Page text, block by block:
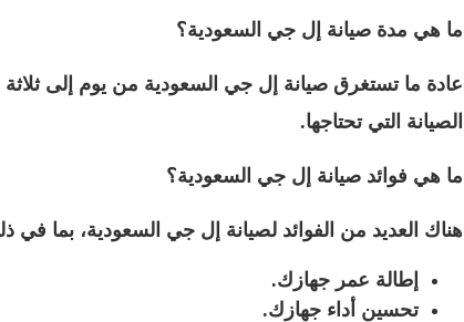
ما هي مدة صيانة إل جي السعودية؟
عادة ما تستغرق صيانة إل جي السعودية من يوم إلى
الصيانة التي تحتاجها.
ما هي فوائد صيانة إل جي السعودية؟
هناك العديد من الفوائد لصيانة إل جي السعودية، بما في
إطالة عمر جهازك.
تحسين أداء جهازك.